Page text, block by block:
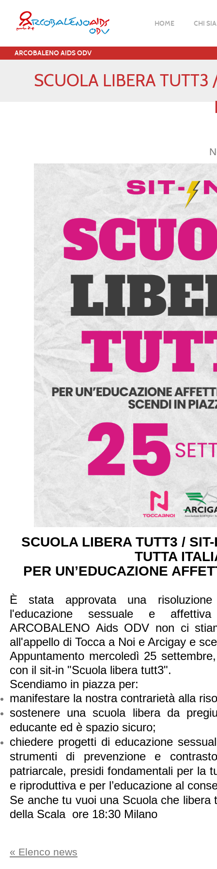
HOME CHI
ARCOBALENO AIDS ODV
SCUOLA LIBERA TUTT3
SCUOLA LIBERA TUTT3 /
TUTTA
PER UN’EDUCAZIONE
È stata approvata una
l'educazione sessuale e
ARCOBALENO Aids ODV non ci
all'appello di Tocca a Noi e Arcigay e
Appuntamento mercoledì 25
con il sit-in "Scuola libera tutt3".
Scendiamo in piazza per:
manifestare la nostra contrarietà alla
sostenere una scuola libera da
educante ed è spazio sicuro;
chiedere progetti di educazione
strumenti di prevenzione e
patriarcale, presidi fondamentali per la
e riproduttiva e per l’educazione al
Se anche tu vuoi una Scuola che libera
della Scala ore 18:30 Milano
« Elenco news